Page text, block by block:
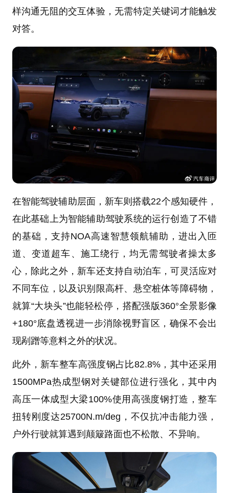
样沟通无阻的交互体验，无需特定关键词才能触发
对答。
在智能驾驶辅助层面，新车则搭载22个感知硬件，
在此基础上为智能辅助驾驶系统的运行创造了不错
的基础，支持NOA高速智慧领航辅助，进出入匝
道、变道超车、施工绕行，均无需驾驶者操太多
心，除此之外，新车还支持自动泊车，可灵活应对
不同车位，以及识别限高杆、悬空桩体等障碍物，
就算“大块头”也能轻松停，搭配强版360°全景影像
+180°底盘透视进一步消除视野盲区，确保不会出
现剐蹭等意料之外的状况。
此外，新车整车高强度钢占比82.8%，其中还采用
1500MPa热成型钢对关键部位进行强化，其中内
高压一体成型大梁100%使用高强度钢打造，整车
扭转刚度达25700N.m/deg，不仅抗冲击能力强，
户外行驶就算遇到颠簸路面也不松散、不异响。